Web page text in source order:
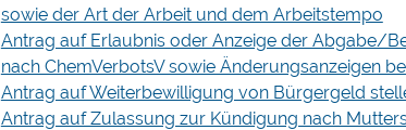
sowie der Art der Arbeit und dem Arbeitstempo
Antrag auf Erlaubnis oder Anzeige der Abgabe/
nach ChemVerbotsV sowie Änderungsanzeigen
Antrag auf Weiterbewilligung von Bürgergeld
Antrag auf Zulassung zur Kündigung nach